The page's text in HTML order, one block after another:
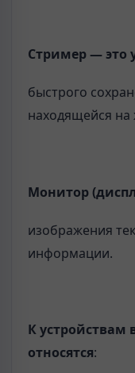
Стример — это
быстрого
находящейся на
Монитор
изображения
информации.
К
относятся: